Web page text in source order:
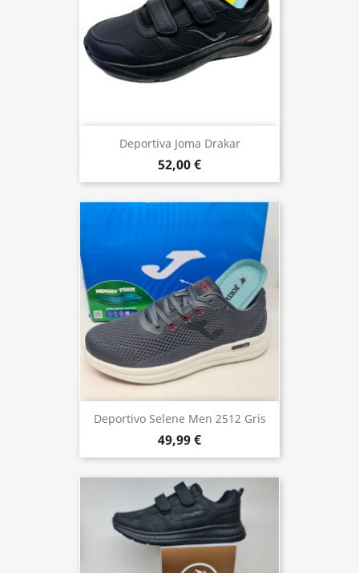
Deportiva Joma Drakar
52,00 €
Deportivo Selene Men 2512 Gris
49,99 €